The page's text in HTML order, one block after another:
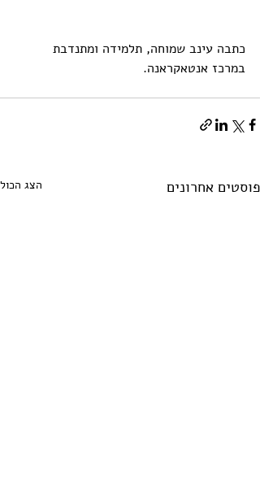
כתבה עינב שמוחה, תלמידה ומתנדבת
במרכז אנטאקראנה.
פוסטים אחרונים הצג הכול